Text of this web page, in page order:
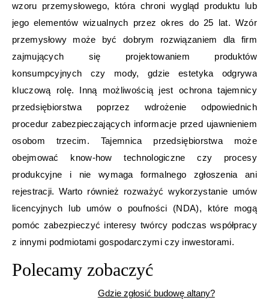
wzoru przemysłowego, która chroni wygląd produktu lub
jego elementów wizualnych przez okres do 25 lat. Wzór
przemysłowy może być dobrym rozwiązaniem dla firm
zajmujących się projektowaniem produktów
konsumpcyjnych czy mody, gdzie estetyka odgrywa
kluczową rolę. Inną możliwością jest ochrona tajemnicy
przedsiębiorstwa poprzez wdrożenie odpowiednich
procedur zabezpieczających informacje przed ujawnieniem
osobom trzecim. Tajemnica przedsiębiorstwa może
obejmować know-how technologiczne czy procesy
produkcyjne i nie wymaga formalnego zgłoszenia ani
rejestracji. Warto również rozważyć wykorzystanie umów
licencyjnych lub umów o poufności (NDA), które mogą
pomóc zabezpieczyć interesy twórcy podczas współpracy
z innymi podmiotami gospodarczymi czy inwestorami.
Polecamy zobaczyć
Gdzie zgłosić budowę altany?